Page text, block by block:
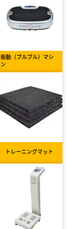
振動（ブルブル）マシ
ン
トレーニングマット